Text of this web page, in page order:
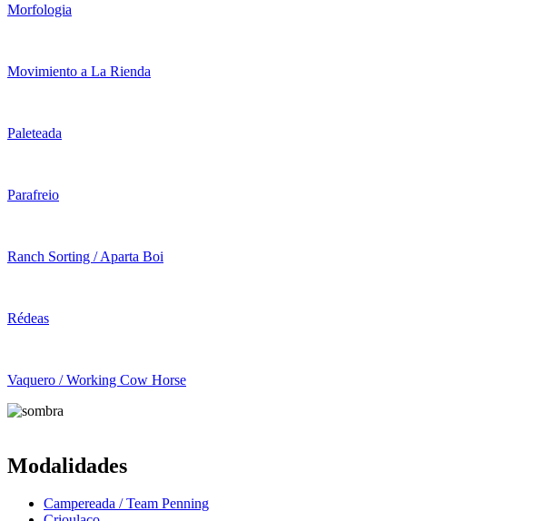
Morfologia
Movimiento a La Rienda
Paleteada
Parafreio
Ranch Sorting / Aparta Boi
Rédeas
Vaquero / Working Cow Horse
Modalidades
Campereada / Team Penning